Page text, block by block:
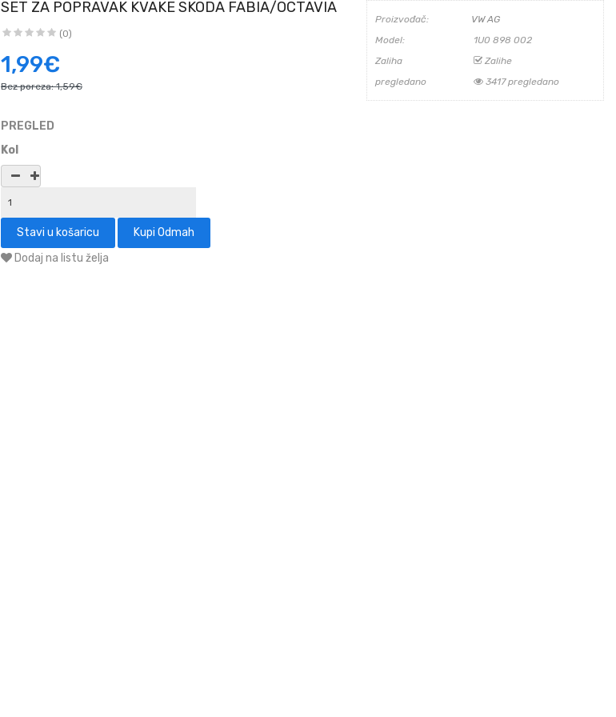
SET ZA POPRAVAK KVAKE SKODA FABIA/OCTAVIA
(0)
1,99€
Bez poreza:1,59€
Proizvođač:
VW AG
Model:
1U0 898 002
Zaliha
Zalihe
pregledano
3417 pregledano
PREGLED
Kol
Dodaj na listu želja